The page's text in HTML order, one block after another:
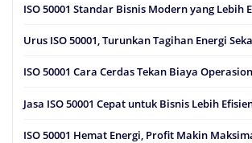
ISO 50001 Standar Bisnis Modern yang Lebih
Urus ISO 50001, Turunkan Tagihan Energi
ISO 50001 Cara Cerdas Tekan Biaya
Jasa ISO 50001 Cepat untuk Bisnis Lebih
ISO 50001 Hemat Energi, Profit Makin